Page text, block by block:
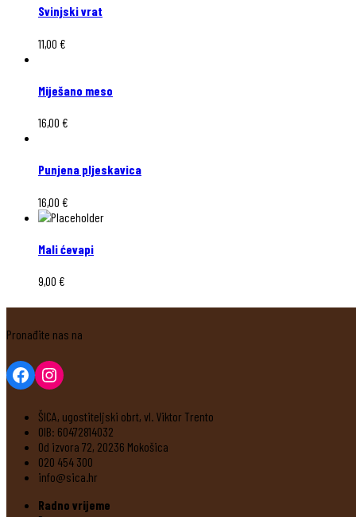
Svinjski vrat
11,00 €
Miješano meso
16,00 €
Punjena pljeskavica
16,00 €
Mali ćevapi
9,00 €
Pronađite nas na
ŠICA, ugostiteljski obrt, vl. Viktor Trento
OIB: 60472814032
Od izvora 72, 20236 Mokošica
020 454 300
info@sica.hr
Radno vrijeme